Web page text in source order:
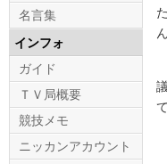
名言集
インフォ
ガイド
ＴＶ局概要
競技メモ
ニッカンアカウント